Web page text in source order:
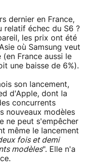
dernier en France,
relatif échec du S6 ?
les prix ont été
où Samsung veut
France aussi le
une baisse de 6%).
son lancement,
d'Apple, dont la
concurrents
nouveaux modèles
ne peut s'empêcher
même le lancement
fois et demi
modèles". Elle n'a